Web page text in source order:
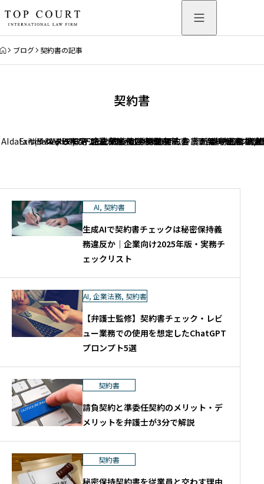
HOME
ブログ 契約書の記事
契約書
AIdata-science
Exit(M＆A,IPO)
サイバーセキュリティ法
システム開発
スタートアップ
スタートアップファイナンス
ドローン
フィンテック
下請法
企業倒産
企業法務
個人情報保護・IT
債権回収
利用規約
労働問題
労働関係
商標法
契約書
広告・景品規制
弁護士無料相談
弊所サービスにつ
時事ニュース
暗号資産（仮
特許権
著作権(
詐欺・
資
AI, 契約書
生成AIで契約書チェックは秘密保持義
務違反か｜企業向け2025年版・実務チ
ェックリスト
AI, 企業法務, 契約書
【弁護士監修】契約書チェック・レビ
ュー業務での使用を想定したChatGPT
プロンプト5選
契約書
請負契約と準委任契約のメリット・デ
メリットを弁護士が3分で解説
契約書
秘密保持契約書を従業員と交わす理由